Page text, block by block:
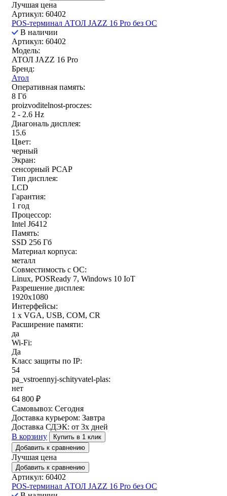
Лучшая цена
Артикул: 60402
POS-терминал АТОЛ JAZZ 16 Pro без ОС
В наличии
Артикул: 60402
Модель:
АТОЛ JAZZ 16 Pro
Бренд:
Атол
Оперативная память:
8 Гб
proizvoditelnost-proczes:
2 - 2.6 Hz
Диагональ дисплея:
15.6
Цвет:
черный
Экран:
сенсорный PCAP
Тип дисплея:
LCD
Гарантия:
1 год
Процессор:
Intel J6412
Память:
SSD 256 Гб
Материал корпуса:
металл
Совместимость с ОС:
Linux, POSReady 7, Windows 10 IoT
Разрешение дисплея:
1920x1080
Интерфейсы:
1 x VGA, USB, COM, CR
Расширение памяти:
да
Wi-Fi:
Да
Класс защиты по IP:
54
pa_vstroennyj-schityvatel-plas:
нет
64 800 ₽
Самовывоз: Сегодня
Доставка курьером: Завтра
Доставка СДЭК: от 3х дней
В корзину
Купить в 1 клик
Добавить к сравнению
Лучшая цена
Добавить к сравнению
Артикул: 60402
POS-терминал АТОЛ JAZZ 16 Pro без ОС